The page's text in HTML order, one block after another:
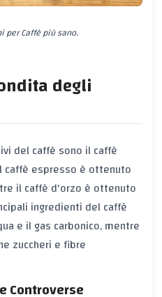
per Caffè più sano.
degli
del caffè sono il caffè
espresso è ottenuto
il caffè d'orzo è ottenuto
ingredienti del caffè
e il gas carbonico, mentre
zuccheri e fibre
Controverse